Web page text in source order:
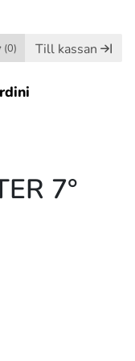
(0) Till kassan
7°